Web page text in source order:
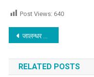
Post Views: 640
Post
जालन्धर के पॉश इलाके में दिनदहाड़े गन-पॉइंट पर लूट ले गए स्विफ्ट कार
RELATED POSTS